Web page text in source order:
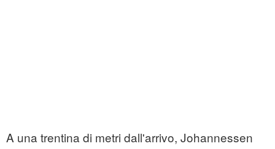
A una trentina di metri dall'arrivo, Johannessen